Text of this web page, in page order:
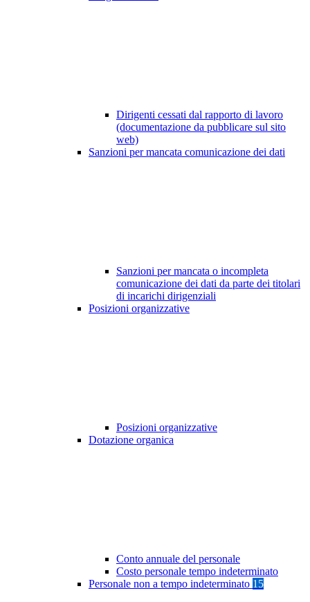
Dirigenti cessati dal rapporto di lavoro
(documentazione da pubblicare sul sito
web)
Sanzioni per mancata comunicazione dei dati
Sanzioni per mancata o incompleta
comunicazione dei dati da parte dei titolari
di incarichi dirigenziali
Posizioni organizzative
Posizioni organizzative
Dotazione organica
Conto annuale del personale
Costo personale tempo indeterminato
Personale non a tempo indeterminato 15